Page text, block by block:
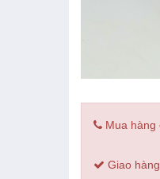
Mua hàng
Giao